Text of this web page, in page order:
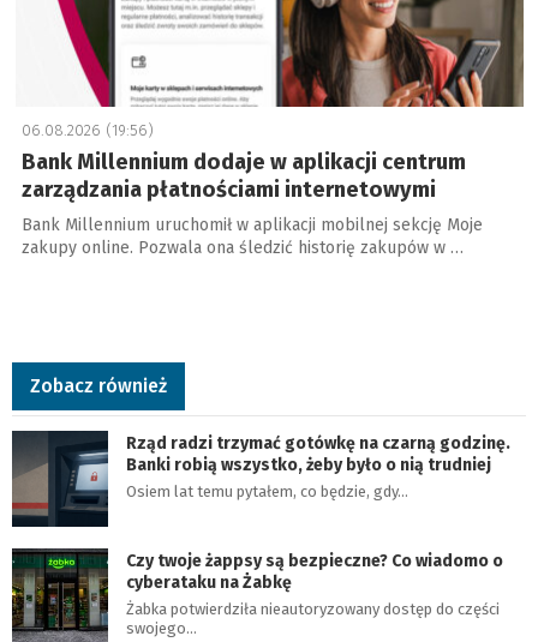
06.08.2026 (19:56)
Bank Millennium dodaje w aplikacji centrum
zarządzania płatnościami internetowymi
Bank Millennium uruchomił w aplikacji mobilnej sekcję Moje
zakupy online. Pozwala ona śledzić historię zakupów w …
Zobacz również
Rząd radzi trzymać gotówkę na czarną godzinę.
Banki robią wszystko, żeby było o nią trudniej
Osiem lat temu pytałem, co będzie, gdy…
Czy twoje żappsy są bezpieczne? Co wiadomo o
cyberataku na Żabkę
Żabka potwierdziła nieautoryzowany dostęp do części
swojego…